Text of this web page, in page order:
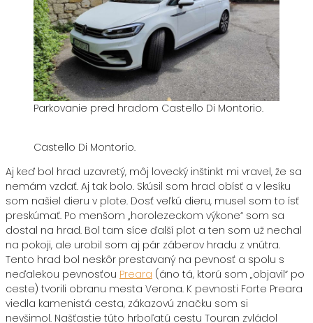
Parkovanie pred hradom Castello Di Montorio.
Castello Di Montorio.
Aj keď bol hrad uzavretý, môj lovecký inštinkt mi vravel, že sa
nemám vzdať. Aj tak bolo. Skúsil som hrad obísť a v lesíku
som našiel dieru v plote. Dosť veľkú dieru, musel som to ísť
preskúmať. Po menšom „horolezeckom výkone“ som sa
dostal na hrad. Bol tam síce ďalší plot a ten som už nechal
na pokoji, ale urobil som aj pár záberov hradu z vnútra.
Tento hrad bol neskôr prestavaný na pevnosť a spolu s
neďalekou pevnosťou Preara (áno tá, ktorú som „objavil“ po
ceste) tvorili obranu mesta Verona. K pevnosti Forte Preara
viedla kamenistá cesta, zákazovú značku som si
nevšimol. Našťastie túto hrboľatú cestu Touran zvládol